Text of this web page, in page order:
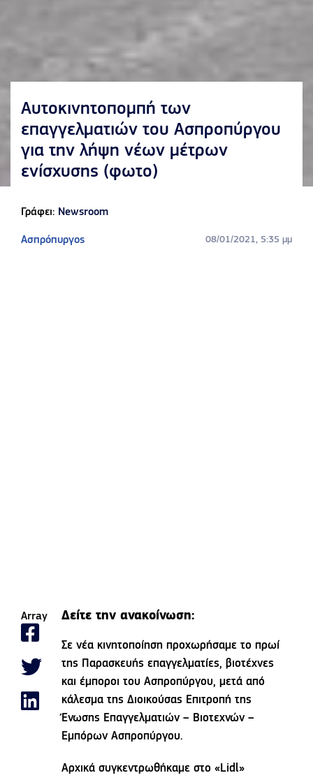
Αυτοκινητοπομπή των
επαγγελματιών του Ασπροπύργου
για την λήψη νέων μέτρων
ενίσχυσης (φωτο)
Γράφει: Newsroom
Ασπρόπυργος 08/01/2021, 5:35 μμ
Array Δείτε την ανακοίνωση:
Σε νέα κινητοποίηση προχωρήσαμε το πρωί
της Παρασκευής επαγγελματίες, βιοτέχνες
και έμποροι του Ασπροπύργου, μετά από
κάλεσμα της Διοικούσας Επιτροπή της
Ένωσης Επαγγελματιών – Βιοτεχνών –
Εμπόρων Ασπροπύργου.
Αρχικά συγκεντρωθήκαμε στο «Lidl»